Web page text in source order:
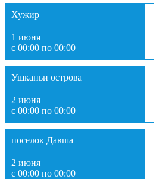
Хужир
1 июня
с 00:00 по 00:00
Ушканьи острова
2 июня
с 00:00 по 00:00
поселок Давша
2 июня
с 00:00 по 00:00